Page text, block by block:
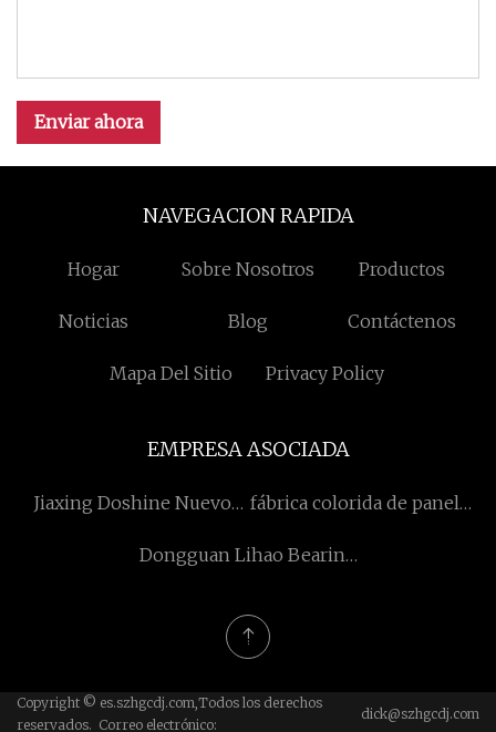
Enviar ahora
NAVEGACION RAPIDA
Hogar Sobre Nosotros Productos
Noticias Blog Contáctenos
Mapa Del Sitio Privacy Policy
EMPRESA ASOCIADA
Jiaxing Doshine Nuevo
fábrica colorida de paneles
Dongguan Lihao Bearing
Copyright © es.szhgcdj.com,Todos los derechos
reservados. Correo electrónico:
dick@szhgcdj.com